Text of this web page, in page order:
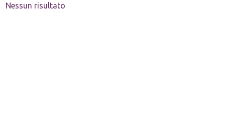
Nessun risultato